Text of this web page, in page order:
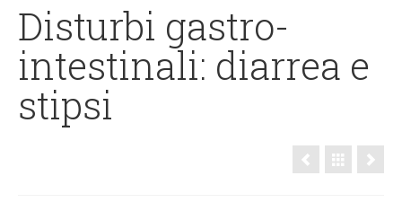
Disturbi gastro-
intestinali: diarrea e
stipsi